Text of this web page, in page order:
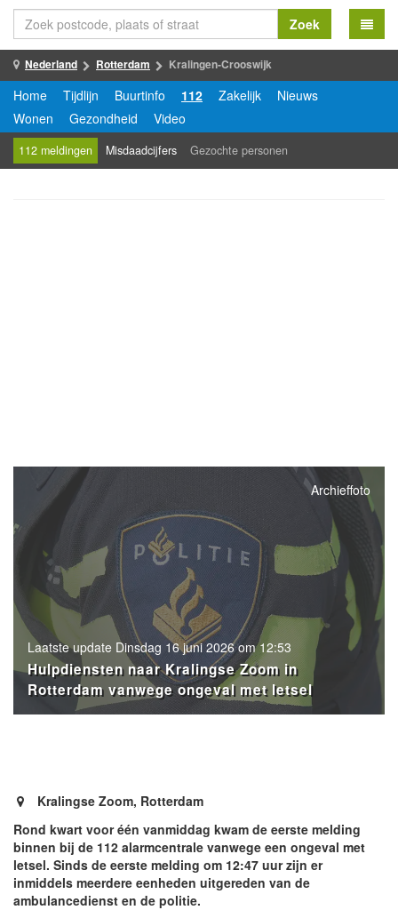
Zoek
Nederland Rotterdam Kralingen-Crooswijk
Home Tijdlijn Buurtinfo 112 Zakelijk
Nieuws
Wonen
Gezondheid Video
112 meldingen Misdaadcijfers Gezochte personen
Archieffoto
Laatste update Dinsdag 16 juni 2026 om 12:53
Hulpdiensten naar Kralingse Zoom in
Rotterdam vanwege ongeval met letsel
Kralingse Zoom, Rotterdam
Rond kwart voor één vanmiddag kwam de eerste melding
binnen bij de 112 alarmcentrale vanwege een ongeval met
letsel. Sinds de eerste melding om 12:47 uur zijn er
inmiddels meerdere eenheden uitgereden van de
ambulancedienst en de politie.